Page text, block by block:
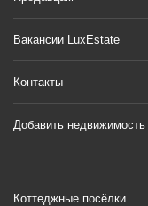
Вакансии LuxEstate
Контакты
Добавить недвижимость
Коттеджные посёлки